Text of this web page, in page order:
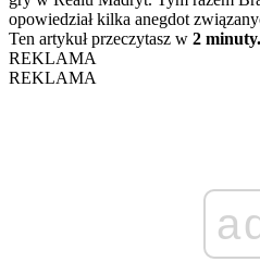
opowiedział kilka anegdot
Ten artykuł przeczytasz w 2 minuty.
REKLAMA
REKLAMA